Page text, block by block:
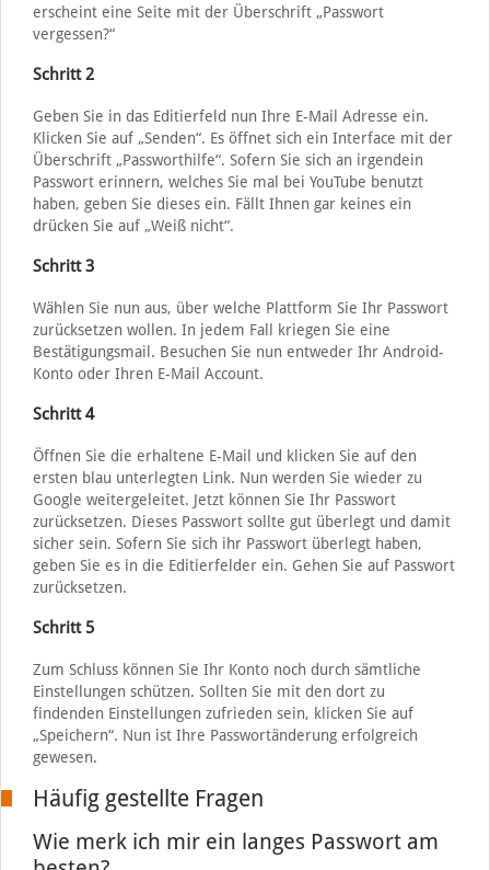
erscheint eine Seite mit der Überschrift „Passwort
vergessen?“
Schritt 2
Geben Sie in das Editierfeld nun Ihre E-Mail Adresse ein.
Klicken Sie auf „Senden“. Es öffnet sich ein Interface mit der
Überschrift „Passworthilfe“. Sofern Sie sich an irgendein
Passwort erinnern, welches Sie mal bei YouTube benutzt
haben, geben Sie dieses ein. Fällt Ihnen gar keines ein
drücken Sie auf „Weiß nicht“.
Schritt 3
Wählen Sie nun aus, über welche Plattform Sie Ihr Passwort
zurücksetzen wollen. In jedem Fall kriegen Sie eine
Bestätigungsmail. Besuchen Sie nun entweder Ihr Android-
Konto oder Ihren E-Mail Account.
Schritt 4
Öffnen Sie die erhaltene E-Mail und klicken Sie auf den
ersten blau unterlegten Link. Nun werden Sie wieder zu
Google weitergeleitet. Jetzt können Sie Ihr Passwort
zurücksetzen. Dieses Passwort sollte gut überlegt und damit
sicher sein. Sofern Sie sich ihr Passwort überlegt haben,
geben Sie es in die Editierfelder ein. Gehen Sie auf Passwort
zurücksetzen.
Schritt 5
Zum Schluss können Sie Ihr Konto noch durch sämtliche
Einstellungen schützen. Sollten Sie mit den dort zu
findenden Einstellungen zufrieden sein, klicken Sie auf
„Speichern“. Nun ist Ihre Passwortänderung erfolgreich
gewesen.
Häufig gestellte Fragen
Wie merk ich mir ein langes Passwort am